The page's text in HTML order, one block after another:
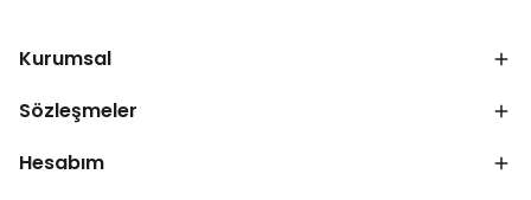
Kurumsal
Sözleşmeler
Hesabım